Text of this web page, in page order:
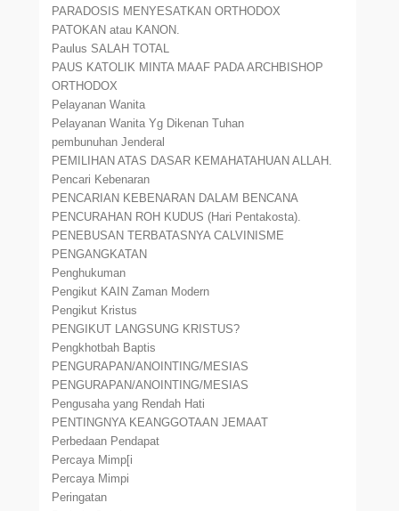
PARADOSIS MENYESATKAN ORTHODOX
PATOKAN atau KANON.
Paulus SALAH TOTAL
PAUS KATOLIK MINTA MAAF PADA ARCHBISHOP
ORTHODOX
Pelayanan Wanita
Pelayanan Wanita Yg Dikenan Tuhan
pembunuhan Jenderal
PEMILIHAN ATAS DASAR KEMAHATAHUAN ALLAH.
Pencari Kebenaran
PENCARIAN KEBENARAN DALAM BENCANA
PENCURAHAN ROH KUDUS (Hari Pentakosta).
PENEBUSAN TERBATASNYA CALVINISME
PENGANGKATAN
Penghukuman
Pengikut KAIN Zaman Modern
Pengikut Kristus
PENGIKUT LANGSUNG KRISTUS?
Pengkhotbah Baptis
PENGURAPAN/ANOINTING/MESIAS
PENGURAPAN/ANOINTING/MESIAS
Pengusaha yang Rendah Hati
PENTINGNYA KEANGGOTAAN JEMAAT
Perbedaan Pendapat
Percaya Mimp[i
Percaya Mimpi
Peringatan